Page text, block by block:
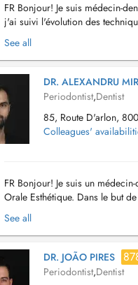
FR Bonjour! Je suis médecin-
j'ai suivi l'évolution des
couronnes en céramique, c...
See all
DR. ALEXANDRU
Periodontist,Dentist
85, Route D'arlon,
Colleagues'
FR Bonjour! Je suis un
Orale Esthétique. Dans le but
suivre l'évolution des techniques
See all
DR. JOÃO PIRES
Periodontist,Dentist